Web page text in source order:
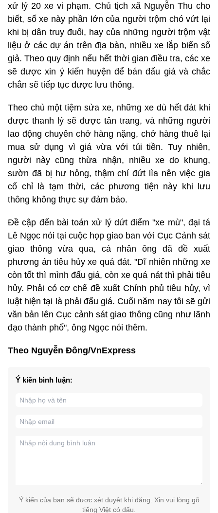
xử lý 20 xe vi phạm. Chủ tịch xã Nguyễn Thu cho
biết, số xe này phần lớn của người trộm chó vứt lại
khi bị dân truy đuổi, hay của những người trộm vật
liệu ở các dự án trên địa bàn, nhiều xe lắp biển số
giả. Theo quy định nếu hết thời gian điều tra, các xe
sẽ được xin ý kiến huyện để bán đấu giá và chắc
chắn sẽ tiếp tục được lưu thông.
Theo chủ một tiệm sửa xe, những xe dù hết đát khi
được thanh lý sẽ được tân trang, và những người
lao động chuyên chở hàng nặng, chở hàng thuê lại
mua sử dụng vì giá vừa với túi tiền. Tuy nhiên,
người này cũng thừa nhận, nhiều xe do khung,
sườn đã bị hư hỏng, thậm chí đứt lìa nên việc gia
cố chỉ là tạm thời, các phương tiện này khi lưu
thông không thực sự đảm bảo.
Đề cập đến bài toán xử lý dứt điểm "xe mù", đại tá
Lê Ngọc nói tại cuộc họp giao ban với Cục Cảnh sát
giao thông vừa qua, cá nhân ông đã đề xuất
phương án tiêu hủy xe quá đát. "Dĩ nhiên những xe
còn tốt thì mình đấu giá, còn xe quá nát thì phải tiêu
hủy. Phải có cơ chế đề xuất Chính phủ tiêu hủy, vì
luật hiện tại là phải đấu giá. Cuối năm nay tôi sẽ gửi
văn bản lên Cục cảnh sát giao thông cũng như lãnh
đạo thành phố", ông Ngọc nói thêm.
Theo Nguyễn Đông/VnExpress
Ý kiến bình luận:
Ý kiến của bạn sẽ được xét duyệt khi đăng. Xin vui lòng gõ
tiếng Việt có dấu.